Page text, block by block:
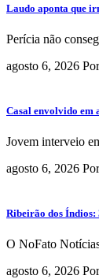
Laudo aponta que
Perícia não
agosto 6, 2026 Por
Casal envolvido em
Jovem interveio
agosto 6, 2026 Por
Ribeirão dos Índios:
O NoFato
agosto 6, 2026 Por